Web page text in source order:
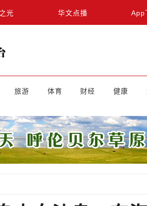
光 华文点播 App
旅游 体育 财经 健康